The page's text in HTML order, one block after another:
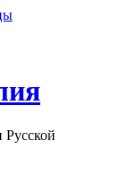
Русской